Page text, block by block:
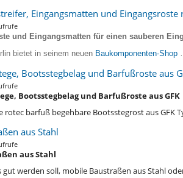
Eingangsmatten und Eingangsroste
und Eingangsmatten für einen sauberen
bietet in seinem neuen Baukomponenten-Shop
Bootsstegbelag und Barfußroste aus
Bootsstegbelag und Barfußroste aus GFK
rotec barfuß begehbare Bootsstegrost aus
aus Stahl
aus Stahl
gut werden soll, mobile Baustraßen aus Stahl